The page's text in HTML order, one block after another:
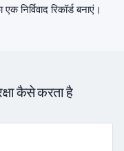
रिकॉर्ड बनाएं।
कैसे करता है